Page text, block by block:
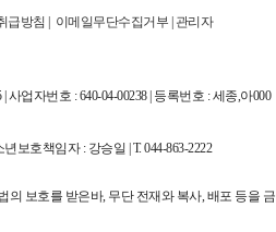
급방침 | 이메일무단수집거부 | 관리자
업자번호 : 640-04-00238 | 등록번호 : 세종,아000
보호책임자 : 강승일 | T. 044-863-2222
의 보호를 받은바, 무단 전재와 복사, 배포 등을 금